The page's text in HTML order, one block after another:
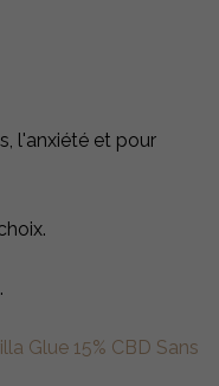
l'anxiété et pour
Glue 15% CBD Sans